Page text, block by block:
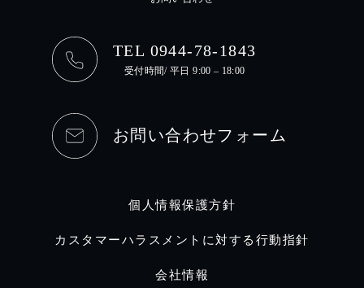
TEL 0944-78-1843
受付時間/ 平日 9:00 – 18:00
お問い合わせフォーム
個人情報保護方針
カスタマーハラスメントに対する行動指針
会社情報